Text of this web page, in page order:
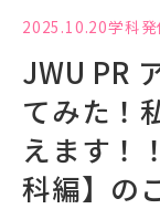
2025.10.20学科発
JWU PR
てみた！
えます！
科編】の